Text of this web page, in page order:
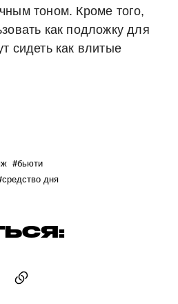
тоном. Кроме того,
как подложку для
сидеть как влитые
#бьюти
дня